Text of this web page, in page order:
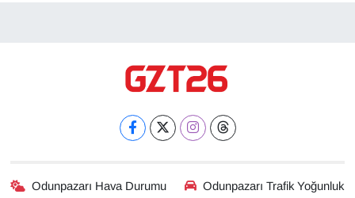
Odunpazarı Hava Durumu
Odunpazarı Trafik Yoğunluk